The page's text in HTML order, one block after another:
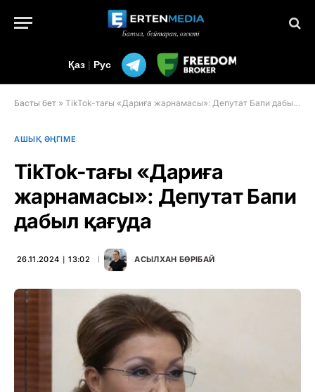
Қаз | Рус
Басты бет » TikTok-тағы «Дариға жарнамасы»: Депутат Бапи дабыл қағуда
АШЫҚ ӘҢГІМЕ
TikTok-тағы «Дариға
жарнамасы»: Депутат Бапи
дабыл қағуда
26.11.2024 ∣ 13:02 АСЫЛХАН БӨРІБАЙ